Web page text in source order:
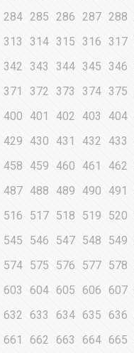
284 285 286 287 288
313 314 315 316 317
342 343 344 345 346
371 372 373 374 375
400 401 402 403 404
429 430 431 432 433
458 459 460 461 462
487 488 489 490 491
516 517 518 519 520
545 546 547 548 549
574 575 576 577 578
603 604 605 606 607
632 633 634 635 636
661 662 663 664 665